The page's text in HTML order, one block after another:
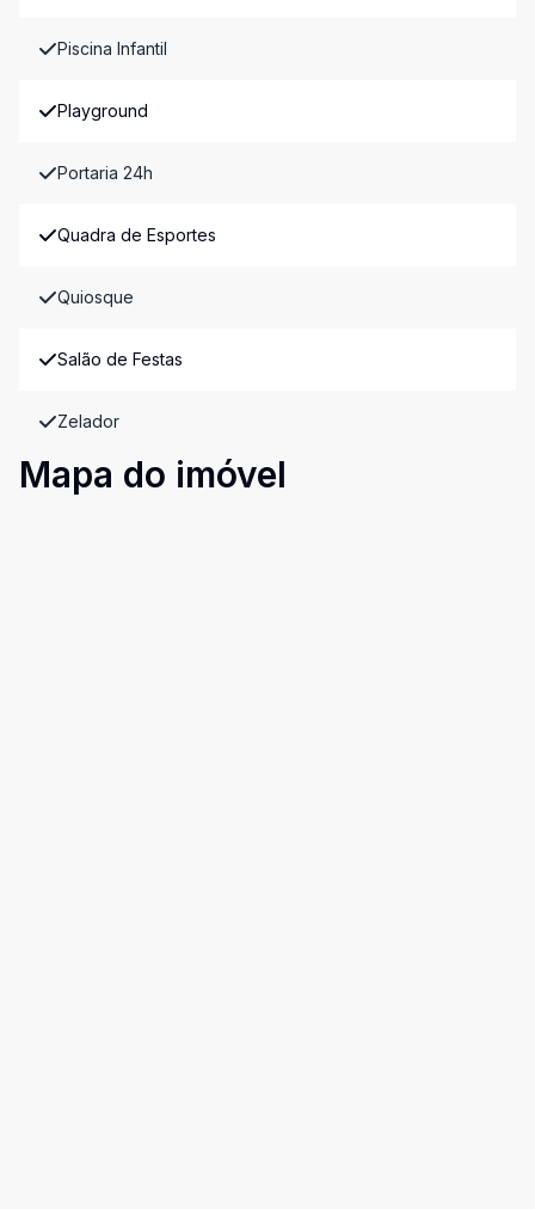
Piscina Infantil
Playground
Portaria 24h
Quadra de Esportes
Quiosque
Salão de Festas
Zelador
Mapa do imóvel